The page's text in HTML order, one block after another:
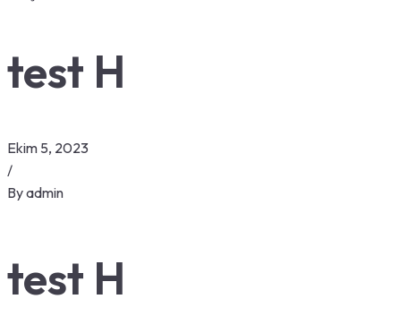
test H
Ekim 5, 2023
/
Byadmin
test H